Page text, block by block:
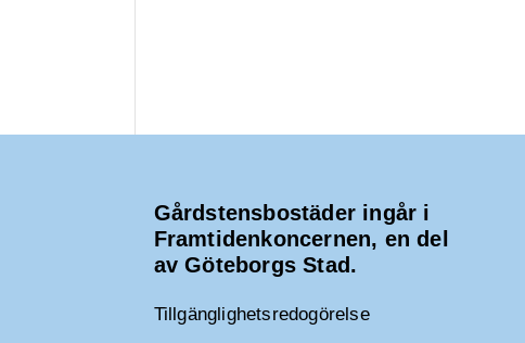
Gårdstensbostäder ingår i
Framtidenkoncernen, en del
av Göteborgs Stad.
Tillgänglighetsredogörelse